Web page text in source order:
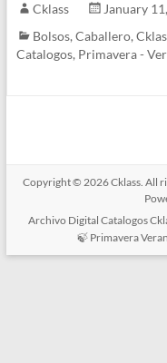
Cklass
January
Bolsos, Caballero,
Catalogos, Primavera -
Copyright © 2026Cklass. All
Archivo Digital Catalogos
🍃 Primavera